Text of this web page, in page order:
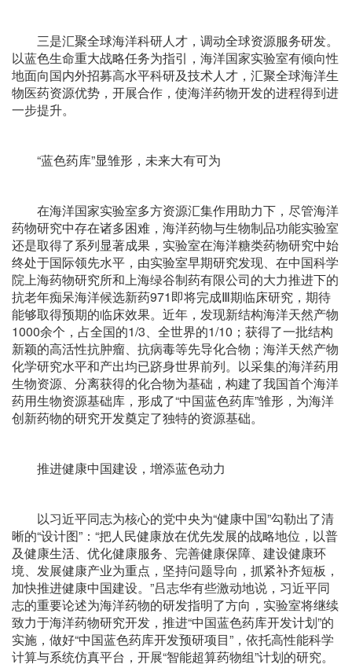
三是汇聚全球海洋科研人才，调动全球资源服务研发。
以蓝色生命重大战略任务为指引，海洋国家实验室有倾向性
地面向国内外招募高水平科研及技术人才，汇聚全球海洋生
物医药资源优势，开展合作，使海洋药物开发的进程得到进
一步提升。
“蓝色药库”显雏形，未来大有可为
在海洋国家实验室多方资源汇集作用助力下，尽管海洋
药物研究中存在诸多困难，海洋药物与生物制品功能实验室
还是取得了系列显著成果，实验室在海洋糖类药物研究中始
终处于国际领先水平，由实验室早期研究发现、在中国科学
院上海药物研究所和上海绿谷制药有限公司的大力推进下的
抗老年痴呆海洋候选新药971即将完成Ⅲ期临床研究，期待
能够取得预期的临床效果。近年，发现新结构海洋天然产物
1000余个，占全国的1/3、全世界的1/10；获得了一批结构
新颖的高活性抗肿瘤、抗病毒等先导化合物；海洋天然产物
化学研究水平和产出均已跻身世界前列。以采集的海洋药用
生物资源、分离获得的化合物为基础，构建了我国首个海洋
药用生物资源基础库，形成了“中国蓝色药库”雏形，为海洋
创新药物的研究开发奠定了独特的资源基础。
推进健康中国建设，增添蓝色动力
以习近平同志为核心的党中央为“健康中国”勾勒出了清
晰的“设计图”：“把人民健康放在优先发展的战略地位，以普
及健康生活、优化健康服务、完善健康保障、建设健康环
境、发展健康产业为重点，坚持问题导向，抓紧补齐短板，
加快推进健康中国建设。”吕志华有些激动地说，习近平同
志的重要论述为海洋药物的研发指明了方向，实验室将继续
致力于海洋药物研究开发，推进“中国蓝色药库开发计划”的
实施，做好“中国蓝色药库开发预研项目”，依托高性能科学
计算与系统仿真平台，开展“智能超算药物组”计划的研究。